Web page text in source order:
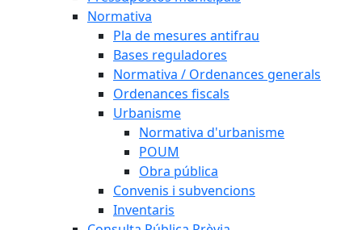
Normativa
Pla de mesures antifrau
Bases reguladores
Normativa / Ordenances generals
Ordenances fiscals
Urbanisme
Normativa d'urbanisme
POUM
Obra pública
Convenis i subvencions
Inventaris